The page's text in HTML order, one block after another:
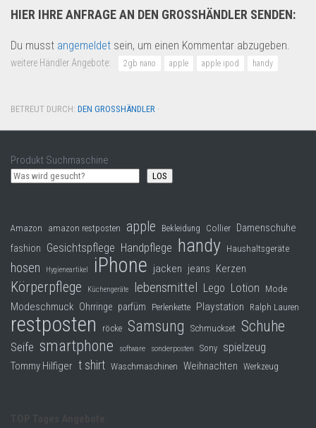
HIER IHRE ANFRAGE AN DEN GROSSHÄNDLER SENDEN:
Du musst angemeldet sein, um einen Kommentar abzugeben.
weitere Händler Angebote: 2gb nano apple apple ipod handy
BETREUT DURCH: DEN GROSSHÄNDLER ·
Produkt Suchmaschine
LOS
Amazon amazon restposten apple Bekleidung Collier Damenschuhe
fashion Gesichtspflege Handpflege handy Haushaltsgeräte
hosen Hygieneartikel iPhone jacken jeans Kerzen
Körperpflege Küchengeräte lebensmittel Lego Lotion Mode
Modeschmuck Ohrringe parfüm Perlenkette Playstation Ralph Lauren
restposten röcke Samsung Schmuckset Schuhe
Seife smartphone software sonderposten Sony spielzeug
Tommy Hilfiger t shirt Waschmaschinen Weihnachten Werkzeug